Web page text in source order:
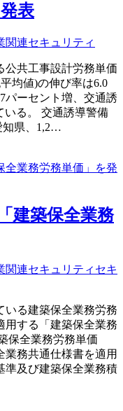
表
関連セキュリティ
公共工事設計労務単価
均値)の伸び率は6.0
パーセント増、交通誘
いる。 交通誘導警備
知県、1,2…
建築保全業務
関連セキュリティ セキ
いる建築保全業務労務
用する「建築保全業務
保全業務労務単価
業務共通仕様書を適用
準及び建築保全業務積